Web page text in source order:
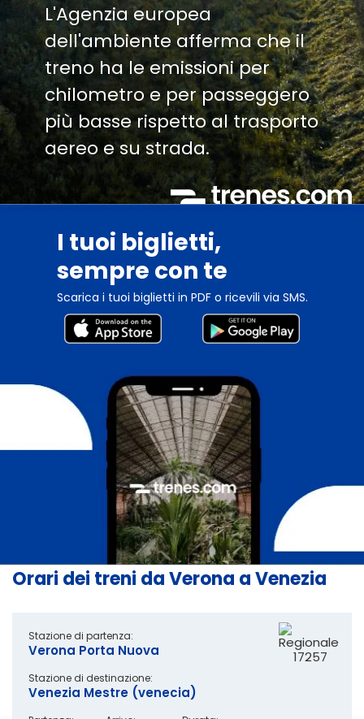
L'Agenzia europea
dell'ambiente afferma che il
treno ha le emissioni per
chilometro e per passeggero
più basse rispetto al trasporto
aereo e su strada.
I tuoi biglietti,
sempre con te
Scarica i tuoi biglietti in PDF o ricevili via SMS.
Orari dei treni da Verona a Venezia
17257
Stazione di partenza:
Verona Porta Nuova
Stazione di destinazione:
Venezia Mestre (venecia)